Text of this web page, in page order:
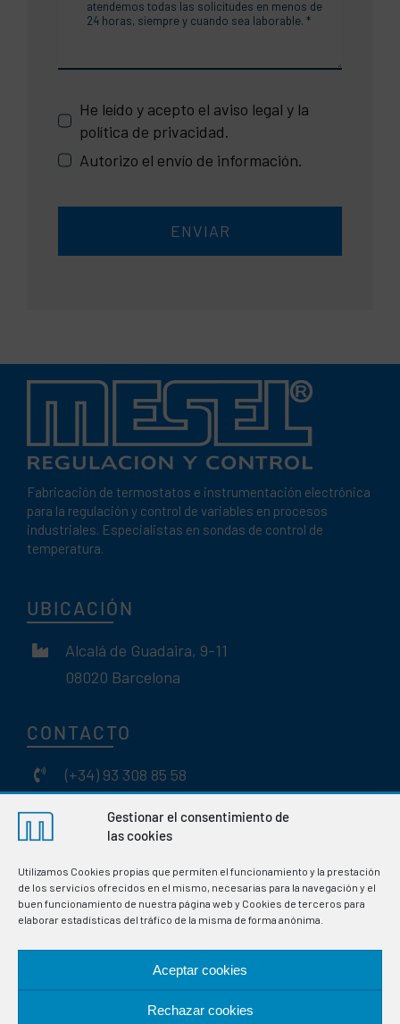
Gestionar el consentimiento de
las cookies
Utilizamos Cookies propias que permiten el funcionamiento y la prestación
de los servicios ofrecidos en el mismo, necesarias para la navegación y el
buen funcionamiento de nuestra página web y Cookies de terceros para
elaborar estadísticas del tráfico de la misma de forma anónima.
Aceptar cookies
Rechazar cookies
He leído y acepto el aviso legal y la
política de privacidad.
Autorizo el envío de información.
ENVIAR
Fabricación de termostatos e instrumentación electrónica
para la regulación y control de variables en procesos
industriales. Especialistas en sondas de control de
temperatura.
UBICACIÓN
Alcalá de Guadaira, 9-11
08020 Barcelona
CONTACTO
(+34) 93 308 85 58
meselsl@mesel.com
HORARIO
08:00h a 15:30h